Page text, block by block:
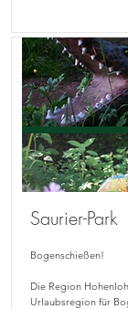
Saurier-Park
Bogenschießen!
Die Region
Urlaubsregion für